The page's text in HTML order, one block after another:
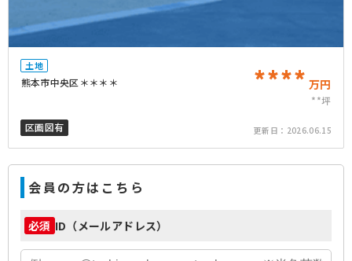
土地
熊本市中央区＊＊＊＊ **** 万円
**坪
区画図有
更新日： 2026.06.15
会員の方はこちら
必須 ID（メールアドレス）